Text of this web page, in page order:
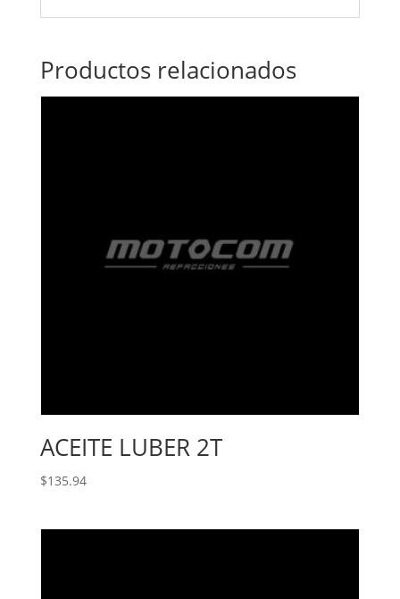
Productos relacionados
ACEITE LUBER 2T
$135.94